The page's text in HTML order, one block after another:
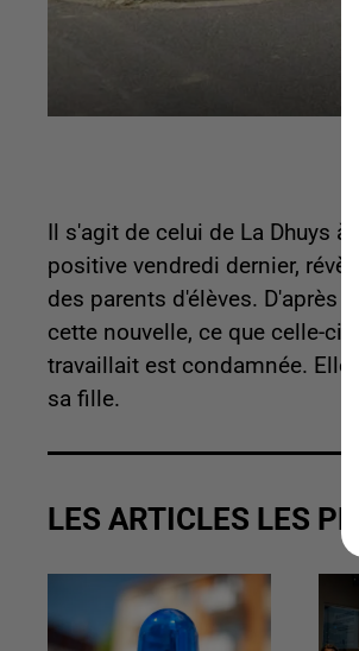
Il s'agit de celui de La Dhuys
positive vendredi dernier, révèle
des parents d'élèves. D'après
cette nouvelle, ce que celle-ci
travaillait est condamnée. Elle
sa fille.
LES ARTICLES LES